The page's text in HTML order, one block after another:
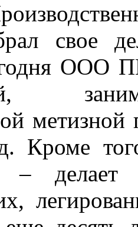
свое
ООО
Кроме
–